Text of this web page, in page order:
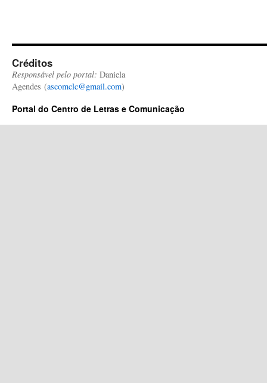
Créditos
Responsável pelo portal: Daniela
Agendes (ascomclc@gmail.com)
Portal do Centro de Letras e Comunicação